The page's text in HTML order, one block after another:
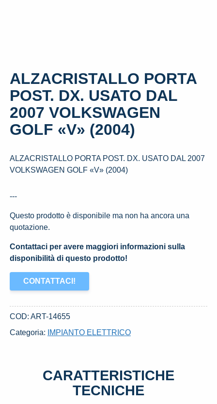
ALZACRISTALLO PORTA
POST. DX. USATO DAL
2007 VOLKSWAGEN
GOLF «V» (2004)
ALZACRISTALLO PORTA POST. DX. USATO DAL 2007
VOLKSWAGEN GOLF «V» (2004)
---
Questo prodotto è disponibile ma non ha ancora una
quotazione.
Contattaci per avere maggiori informazioni sulla
disponibilità di questo prodotto!
CONTATTACI!
COD: ART-14655
Categoria:
IMPIANTO ELETTRICO
CARATTERISTICHE
TECNICHE